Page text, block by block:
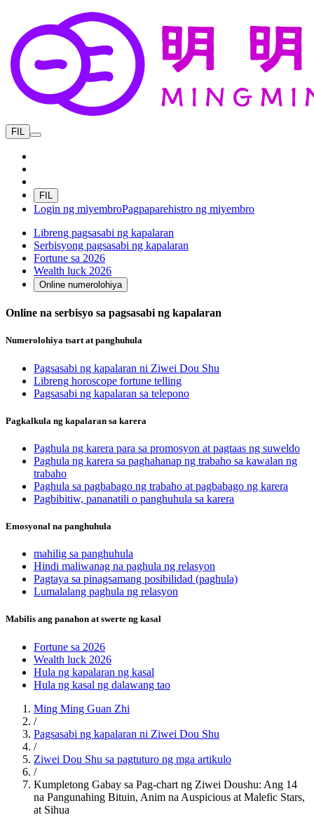
FIL
FIL
Login ng miyembroPagpaparehistro ng miyembro
Libreng pagsasabi ng kapalaran
Serbisyong pagsasabi ng kapalaran
Fortune sa 2026
Wealth luck 2026
Online numerolohiya
Online na serbisyo sa pagsasabi ng kapalaran
Numerolohiya tsart at panghuhula
Pagsasabi ng kapalaran ni Ziwei Dou Shu
Libreng horoscope fortune telling
Pagsasabi ng kapalaran sa telepono
Pagkalkula ng kapalaran sa karera
Paghula ng karera para sa promosyon at pagtaas ng suweldo
Paghula ng karera sa paghahanap ng trabaho sa kawalan ng
trabaho
Paghula sa pagbabago ng trabaho at pagbabago ng karera
Pagbibitiw, pananatili o panghuhula sa karera
Emosyonal na panghuhula
mahilig sa panghuhula
Hindi maliwanag na paghula ng relasyon
Pagtaya sa pinagsamang posibilidad (paghula)
Lumalalang paghula ng relasyon
Mabilis ang panahon at swerte ng kasal
Fortune sa 2026
Wealth luck 2026
Hula ng kapalaran ng kasal
Hula ng kasal ng dalawang tao
Ming Ming Guan Zhi
/
Pagsasabi ng kapalaran ni Ziwei Dou Shu
/
Ziwei Dou Shu sa pagtuturo ng mga artikulo
/
Kumpletong Gabay sa Pag-chart ng Ziwei Doushu: Ang 14
na Pangunahing Bituin, Anim na Auspicious at Malefic Stars,
at Sihua